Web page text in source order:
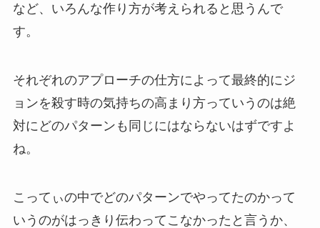
など、いろんな作り方が考えられると思うんで
す。
それぞれのアプローチの仕方によって最終的にジ
ョンを殺す時の気持ちの高まり方っていうのは絶
対にどのパターンも同じにはならないはずですよ
ね。
こってぃの中でどのパターンでやってたのかって
いうのがはっきり伝わってこなかったと言うか、